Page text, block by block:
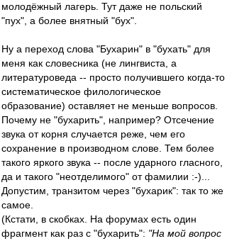
молодёжный лагерь. Тут даже не польский
"пух", а более внятный "бух".
Ну а переход слова "Бухарин" в "бухать" для
меня как словесника (не лингвиста, а
литературоведа -- просто получившего когда-то
систематическое филологическое
образование) оставляет не меньше вопросов.
Почему не "бухарить", например? Отсечение
звука от корня случается реже, чем его
сохранение в производном слове. Тем более
такого яркого звука -- после ударного гласного,
да и такого "неотделимого" от фамилии :-)...
Допустим, транзитом через "бухарик": так то же
самое.
(Кстати, в скобках. На форумах есть один
фрагмент как раз с "бухарить": "На мой вопрос